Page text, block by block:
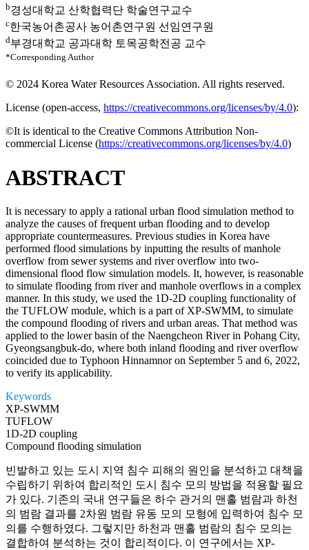
b경성대학교 산학협력단 학술연구교수
c한국농어촌공사 농어촌연구원 선임연구원
d부경대학교 공과대학 토목공학전공 교수
*Corresponding Author
© 2024 Korea Water Resources Association. All rights reserved.
License (open-access, https://creativecommons.org/licenses/by/4.0):
©It is identical to the Creative Commons Attribution Non-
commercial License (https://creativecommons.org/licenses/by/4.0)
ABSTRACT
It is necessary to apply a rational urban flood simulation method to
analyze the causes of frequent urban flooding and to develop
appropriate countermeasures. Previous studies in Korea have
performed flood simulations by inputting the results of manhole
overflow from sewer systems and river overflow into two-
dimensional flood flow simulation models. It, however, is reasonable
to simulate flooding from river and manhole overflows in a complex
manner. In this study, we used the 1D-2D coupling functionality of
the TUFLOW module, which is a part of XP-SWMM, to simulate
the compound flooding of rivers and urban areas. That method was
applied to the lower basin of the Naengcheon River in Pohang City,
Gyeongsangbuk-do, where both inland flooding and river overflow
coincided due to Typhoon Hinnamnor on September 5 and 6, 2022,
to verify its applicability.
Keywords
XP-SWMM
TUFLOW
1D-2D coupling
Compound flooding simulation
빈발하고 있는 도시 지역 침수 피해의 원인을 분석하고 대책을
수립하기 위하여 합리적인 도시 침수 모의 방법을 적용할 필요
가 있다. 기존의 국내 연구들은 하수 관거의 맨홀 범람과 하천
의 범람 결과를 2차원 범람 유동 모의 모형에 입력하여 침수 모
의를 수행하였다. 그렇지만 하천과 맨홀 범람의 침수 모의는
결합하여 분석하는 것이 합리적이다. 이 연구에서는 XP-